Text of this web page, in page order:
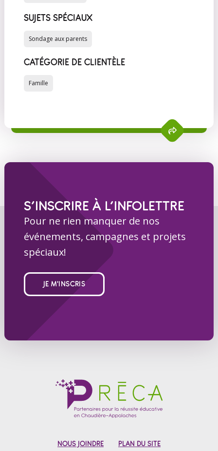
SUJETS SPÉCIAUX
Sondage aux parents
CATÉGORIE DE CLIENTÈLE
Famille
S’INSCRIRE À L’INFOLETTRE
Pour ne rien manquer de nos
événements, campagnes et projets
spéciaux!
JE M'INSCRIS
NOUS JOINDRE PLAN DU SITE